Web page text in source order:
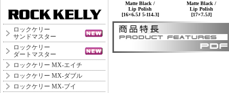
ロックケリー
サンドマスター
ロックケリー
ダートマスター
ロックケリー MX-エイチ
ロックケリー MX-ダブル
ロックケリー MX-ブイ
Matte Black /
Lip Polish
[16×6.5J 5-114.3]
Matte Black /
Lip Polish
[17×7.5J]